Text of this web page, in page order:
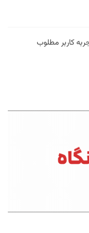
کاربر مطلوب